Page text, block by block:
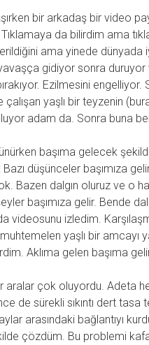
bir arkadaş bir video
Tıklamaya da bilirdim ama
ama yinede dünyada
gidiyor sonra
Ezilmesini
çalışan yaşlı bir teyzenin
adam da. Sonra buna
başıma gelecek
Bazı düşünceler başımıza
Bazen dalgın oluruz ve o
başımıza gelir. Bende
videosunu izledim.
muhtemelen yaşlı bir
Aklıma gelen başıma
aralar çok oluyordu. Adeta
de sürekli sıkıntı dert
arasındaki bağlantıyı
çözdüm. Bu problemi